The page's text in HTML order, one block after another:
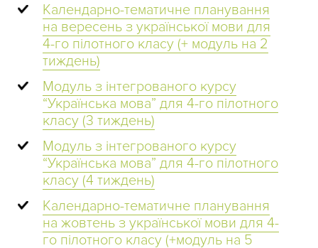
Календарно-тематичне планування
на вересень з української мови для
4-го пілотного класу (+ модуль на 2
тиждень)
Модуль з інтегрованого курсу
“Українська мова” для 4-го пілотного
класу (3 тиждень)
Модуль з інтегрованого курсу
“Українська мова” для 4-го пілотного
класу (4 тиждень)
Календарно-тематичне планування
на жовтень з української мови для 4-
го пілотного класу (+модуль на 5